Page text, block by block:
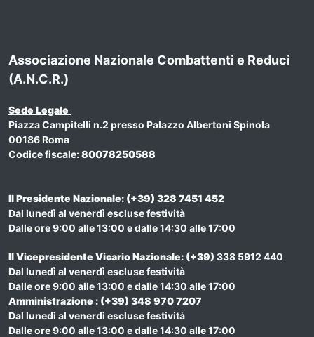
Associazione Nazionale Combattenti e Reduci
(A.N.C.R.)
Sede Legale
Piazza Campitelli n.2 presso Palazzo Albertoni Spinola
00186 Roma
Codice fiscale:80078250588
Il Presidente Nazionale: (+39) 328 7451 452
Dal lunedì al venerdì escluse festività
Dalle ore 9:00 alle 13:00 e dalle 14:30 alle 17:00
Il Vicepresidente Vicario Nazionale: (+39) 338 5912 440
Dal lunedì al venerdì escluse festività
Dalle ore 9:00 alle 13:00 e dalle 14:30 alle 17:00
Amministrazione : (+39) 348 970 7207
Dal lunedì al venerdì escluse festività
Dalle ore 9:00 alle 13:00 e dalle 14:30 alle 17:00